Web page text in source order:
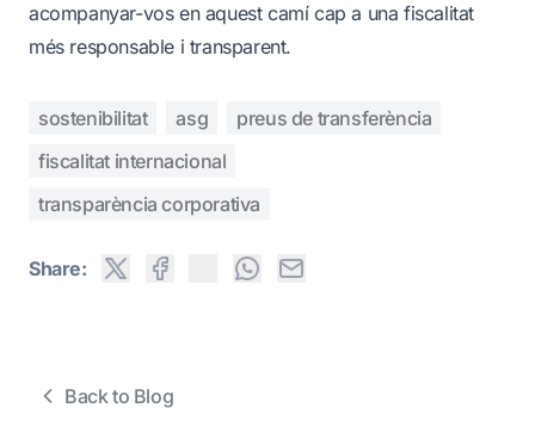
acompanyar-vos en aquest camí cap a una fiscalitat
més responsable i transparent.
sostenibilitat asg
preus de transferència
fiscalitat internacional
transparència corporativa
Share:
Back to Blog